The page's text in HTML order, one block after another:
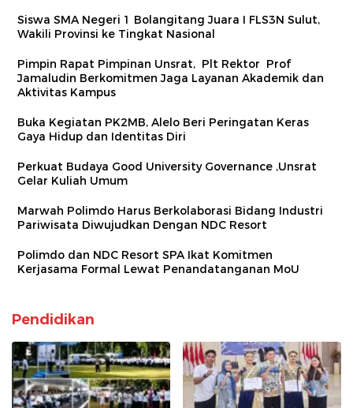
Siswa SMA Negeri 1 Bolangitang Juara I FLS3N Sulut,
Wakili Provinsi ke Tingkat Nasional
Pimpin Rapat Pimpinan Unsrat, Plt Rektor Prof
Jamaludin Berkomitmen Jaga Layanan Akademik dan
Aktivitas Kampus
Buka Kegiatan PK2MB, Alelo Beri Peringatan Keras
Gaya Hidup dan Identitas Diri
Perkuat Budaya Good University Governance ,Unsrat
Gelar Kuliah Umum
Marwah Polimdo Harus Berkolaborasi Bidang Industri
Pariwisata Diwujudkan Dengan NDC Resort
Polimdo dan NDC Resort SPA Ikat Komitmen
Kerjasama Formal Lewat Penandatanganan MoU
Pendidikan